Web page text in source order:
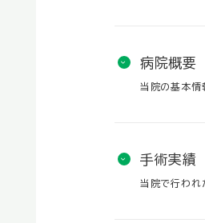
病院概要
当院の基本情
手術実績
当院で行われ